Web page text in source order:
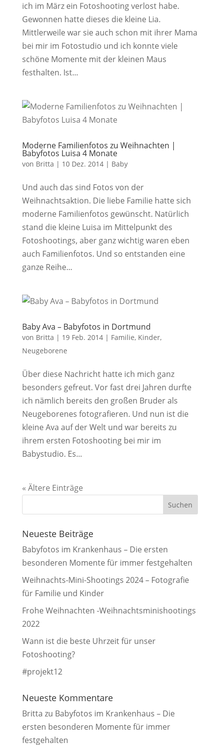
ich im März ein Fotoshooting verlost habe.
Gewonnen hatte dieses die kleine Lia.
Mittlerweile war sie auch schon mit ihrer Mama
bei mir im Fotostudio und ich konnte viele
schöne Momente mit der kleinen Maus
festhalten. Ist...
Moderne Familienfotos zu Weihnachten |
Babyfotos Luisa 4 Monate
von Britta | 10 Dez. 2014| Baby
Und auch das sind Fotos von der
Weihnachtsaktion. Die liebe Familie hatte sich
moderne Familienfotos gewünscht. Natürlich
stand die kleine Luisa im Mittelpunkt des
Fotoshootings, aber ganz wichtig waren eben
auch Familienfotos. Und so entstanden eine
ganze Reihe...
Baby Ava – Babyfotos in Dortmund
von Britta | 19 Feb. 2014| Familie, Kinder,
Neugeborene
Über diese Nachricht hatte ich mich ganz
besonders gefreut. Vor fast drei Jahren durfte
ich nämlich bereits den großen Bruder als
Neugeborenes fotografieren. Und nun ist die
kleine Ava auf der Welt und war bereits zu
ihrem ersten Fotoshooting bei mir im
Babystudio. Es...
« Ältere Einträge
Neueste Beiträge
Babyfotos im Krankenhaus – Die ersten
besonderen Momente für immer festgehalten
Weihnachts-Mini-Shootings 2024 – Fotografie
für Familie und Kinder
Frohe Weihnachten -Weihnachtsminishootings
2022
Wann ist die beste Uhrzeit für unser
Fotoshooting?
#projekt12
Neueste Kommentare
Britta zu Babyfotos im Krankenhaus – Die
ersten besonderen Momente für immer
festgehalten